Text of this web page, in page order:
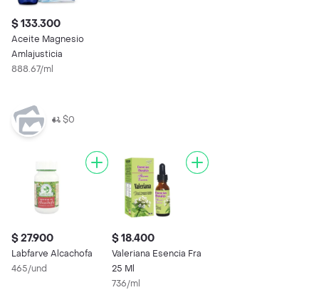
$ 133.300
Aceite Magnesio
Amlajusticia
888.67/ml
$0
$ 27.900
Labfarve Alcachofa
465/und
$ 18.400
Valeriana Esencia Fra
25 Ml
736/ml